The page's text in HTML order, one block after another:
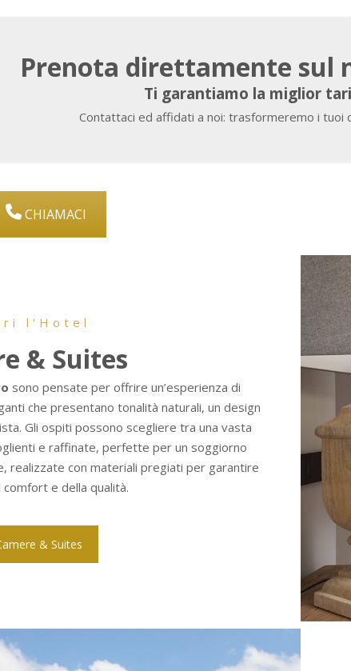
Prenota direttamente sul
Ti garantiamo la miglior
Contattaci ed affidati a noi: trasformeremo i
CHIAMACI
l'Hotel
& Suites
sono pensate per offrire un’esperienza di
che presentano tonalità naturali, un design
Gli ospiti possono scegliere tra una vasta
e raffinate, perfette per un soggiorno
realizzate con materiali pregiati per garantire
e della qualità.
& Suites